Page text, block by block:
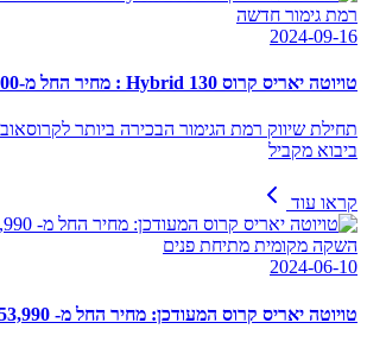
רמת גימור חדשה
2024-09-16
טויוטה יאריס קרוס Hybrid 130 : מחיר החל מ-161,900 ₪
תחילת שיווק רמת הגימור הבכירה ביותר
ביבוא מקביל
קראו עוד
השקה מקומית מתיחת פנים
2024-06-10
טויוטה יאריס קרוס המעודכן: מחיר החל מ- 153,990 ש"ח